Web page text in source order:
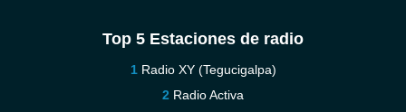
Top 5 Estaciones de radio
Radio XY (Tegucigalpa)
Radio Activa